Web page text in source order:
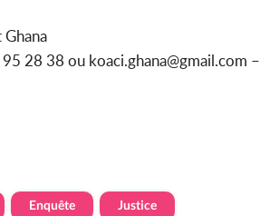
28 38 ou koaci.ghana@gmail.com –
Enquête Justice